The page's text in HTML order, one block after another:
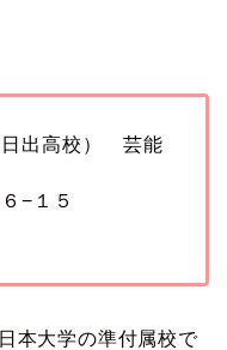
日出高校） 芸能
−１５
本大学の準付属校で